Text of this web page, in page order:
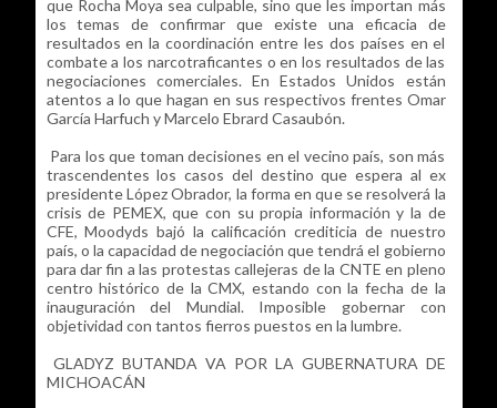
que Rocha Moya sea culpable, sino que les importan más
los temas de confirmar que existe una eficacia de
resultados en la coordinación entre les dos países en el
combate a los narcotraficantes o en los resultados de las
negociaciones comerciales. En Estados Unidos están
atentos a lo que hagan en sus respectivos frentes Omar
García Harfuch y Marcelo Ebrard Casaubón.
Para los que toman decisiones en el vecino país, son más
trascendentes los casos del destino que espera al ex
presidente López Obrador, la forma en que se resolverá la
crisis de PEMEX, que con su propia información y la de
CFE, Moodyds bajó la calificación crediticia de nuestro
país, o la capacidad de negociación que tendrá el gobierno
para dar fin a las protestas callejeras de la CNTE en pleno
centro histórico de la CMX, estando con la fecha de la
inauguración del Mundial. Imposible gobernar con
objetividad con tantos fierros puestos en la lumbre.
GLADYZ BUTANDA VA POR LA GUBERNATURA DE
MICHOACÁN